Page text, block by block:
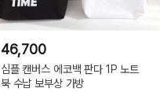
46,700
심플 캔버스 에코백 판다 1P 노트
북 수납 보부상 가방